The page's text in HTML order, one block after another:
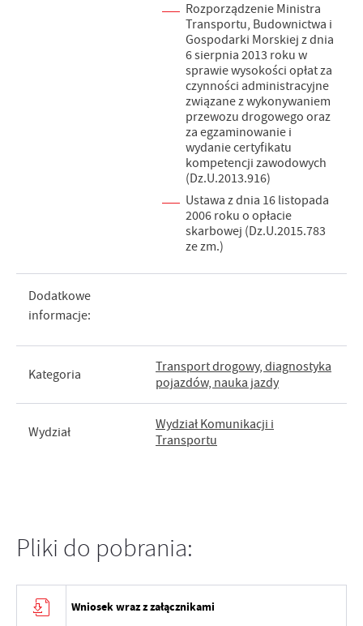
Rozporządzenie Ministra
Transportu, Budownictwa i
Gospodarki Morskiej z dnia
6 sierpnia 2013 roku w
sprawie wysokości opłat za
czynności administracyjne
związane z wykonywaniem
przewozu drogowego oraz
za egzaminowanie i
wydanie certyfikatu
kompetencji zawodowych
(Dz.U.2013.916)
Ustawa z dnia 16 listopada
2006 roku o opłacie
skarbowej (Dz.U.2015.783
ze zm.)
Dodatkowe
informacje:
Kategoria
Transport drogowy, diagnostyka
pojazdów, nauka jazdy
Wydział
Wydział Komunikacji i
Transportu
Pliki do pobrania:
Wniosek wraz z załącznikami